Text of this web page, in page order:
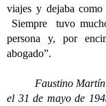
viajes y dejaba como
Siempre tuvo
persona y, por
abogado”.
Faustino Martín
el 31 de mayo de